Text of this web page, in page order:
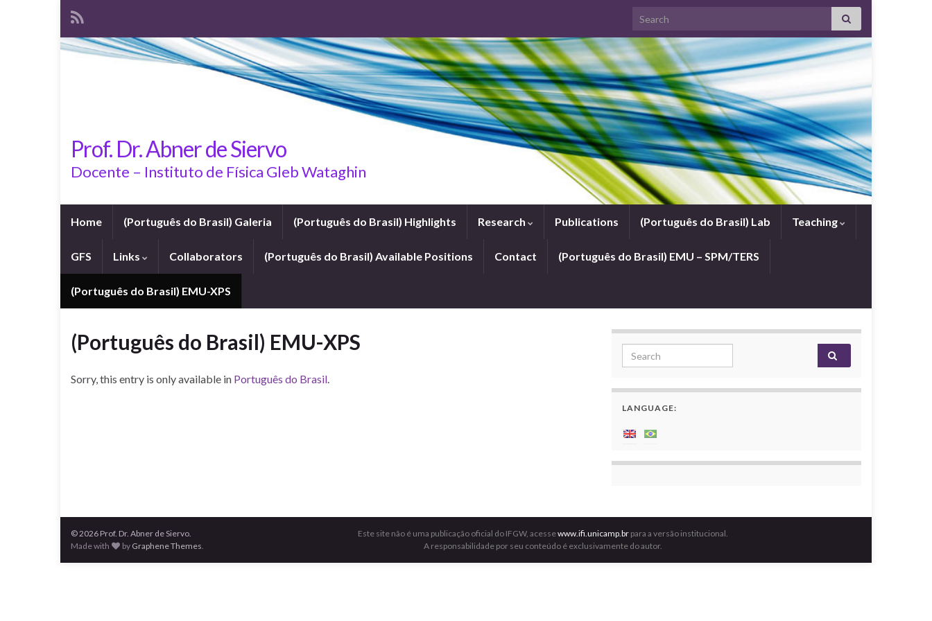
Search for:
Prof. Dr. Abner de Siervo
Docente – Instituto de Física Gleb Wataghin
Home (Português do Brasil) Galeria (Português do Brasil) Highlights Research Publications (Português do Brasil) Lab Teaching
GFS Links Collaborators (Português do Brasil) Available Positions Contact (Português do Brasil) EMU – SPM/TERS
(Português do Brasil) EMU-XPS
(Português do Brasil) EMU-XPS
Sorry, this entry is only available in Português do Brasil.
Search for:
LANGUAGE:
© 2026 Prof. Dr. Abner de Siervo.
Made with
by Graphene Themes.
Este site não é uma publicação oficial do IFGW, acessewww.ifi.unicamp.br para a versão institucional.
A responsabilidade por seu conteúdo é exclusivamente do autor.